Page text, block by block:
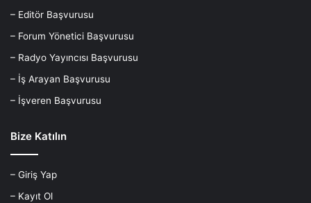
– Editör Başvurusu
– Forum Yönetici Başvurusu
– Radyo Yayıncısı Başvurusu
– İş Arayan Başvurusu
– İşveren Başvurusu
Bize Katılın
– Giriş Yap
– Kayıt Ol